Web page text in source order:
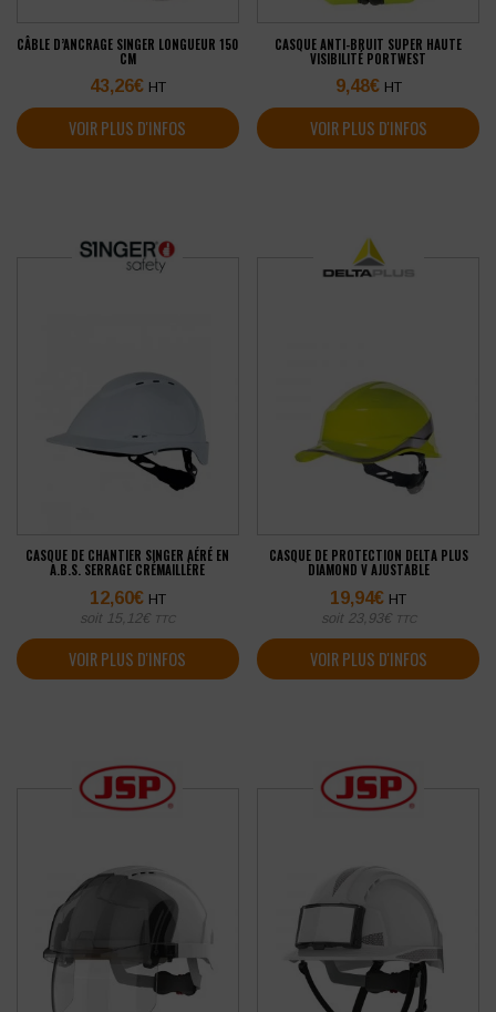
CÂBLE D’ANCRAGE SINGER LONGUEUR 150
CM
43,26€ HT
VOIR PLUS D'INFOS
CASQUE ANTI-BRUIT SUPER HAUTE
VISIBILITÉ PORTWEST
9,48€ HT
VOIR PLUS D'INFOS
CASQUE DE CHANTIER SINGER AÉRÉ EN
A.B.S. SERRAGE CRÉMAILLÈRE
12,60€ HT
soit 15,12€ TTC
VOIR PLUS D'INFOS
CASQUE DE PROTECTION DELTA PLUS
DIAMOND V AJUSTABLE
19,94€ HT
soit 23,93€ TTC
VOIR PLUS D'INFOS